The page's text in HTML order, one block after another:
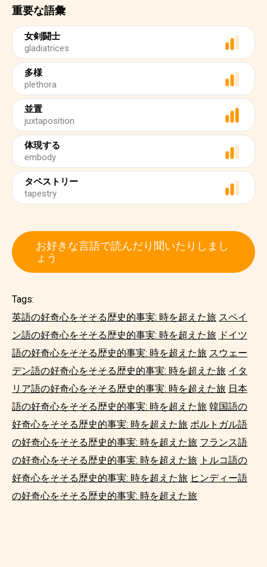
重要な語彙
女剣闘士
gladiatrices
多様
plethora
並置
juxtaposition
体現する
embody
タペストリー
tapestry
お好きな言語で読んだり聞いたりしまし
ょう
Tags:
英語の好奇心をそそる歴史的事実: 時を超えた旅 スペイ
ン語の好奇心をそそる歴史的事実: 時を超えた旅 ドイツ
語の好奇心をそそる歴史的事実: 時を超えた旅 スウェー
デン語の好奇心をそそる歴史的事実: 時を超えた旅 イタ
リア語の好奇心をそそる歴史的事実: 時を超えた旅 日本
語の好奇心をそそる歴史的事実: 時を超えた旅 韓国語の
好奇心をそそる歴史的事実: 時を超えた旅 ポルトガル語
の好奇心をそそる歴史的事実: 時を超えた旅 フランス語
の好奇心をそそる歴史的事実: 時を超えた旅 トルコ語の
好奇心をそそる歴史的事実: 時を超えた旅 ヒンディー語
の好奇心をそそる歴史的事実: 時を超えた旅